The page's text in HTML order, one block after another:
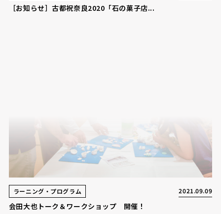
［お知らせ］古都祝奈良2020「石の菓子店...
ラーニング・プログラム 2021.09.09
会田大也トーク＆ワークショップ 開催！